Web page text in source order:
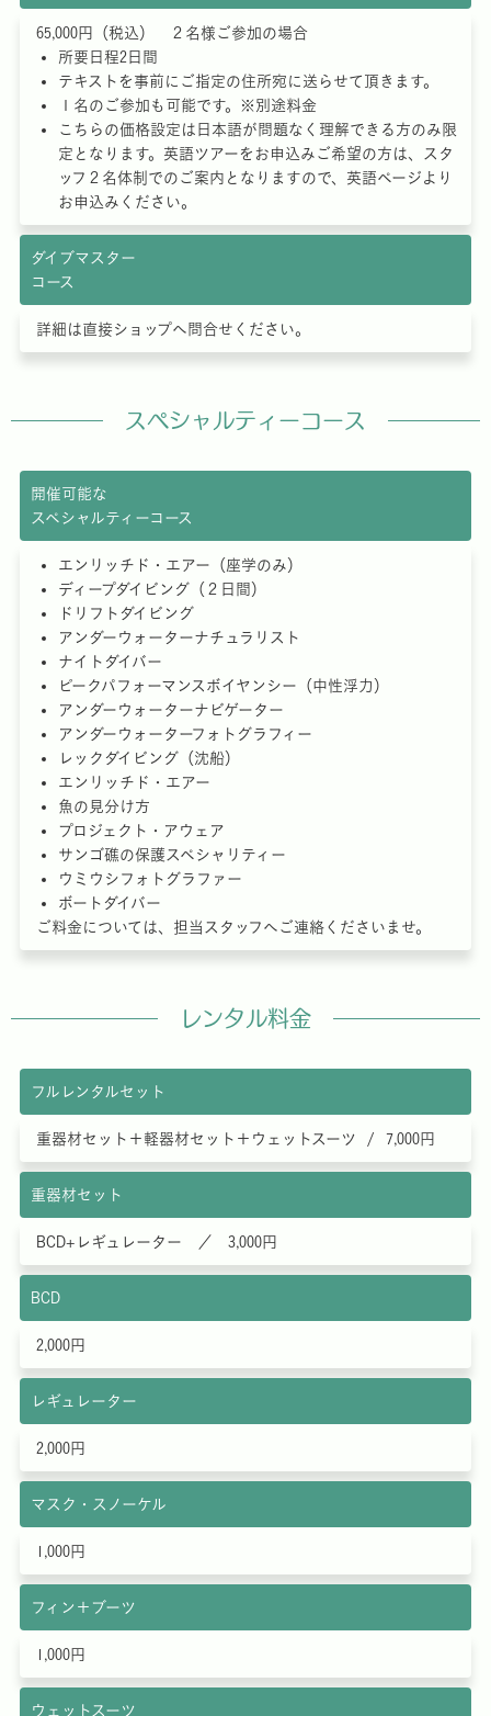
65,000円（税込） ２名様ご参加の場合
所要日程2日間
テキストを事前にご指定の住所宛に送らせて頂きます。
１名のご参加も可能です。※別途料金
こちらの価格設定は日本語が問題なく理解できる方のみ限
定となります。英語ツアーをお申込みご希望の方は、スタ
ッフ２名体制でのご案内となりますので、英語ページより
お申込みください。
ダイブマスター
コース
詳細は直接ショップへ問合せください。
スペシャルティーコース
開催可能な
スペシャルティーコース
エンリッチド・エアー（座学のみ）
ディープダイビング（２日間）
ドリフトダイビング
アンダーウォーターナチュラリスト
ナイトダイバー
ピークパフォーマンスボイヤンシー（中性浮力）
アンダーウォーターナビゲーター
アンダーウォーターフォトグラフィー
レックダイビング（沈船）
エンリッチド・エアー
魚の見分け方
プロジェクト・アウェア
サンゴ礁の保護スペシャリティー
ウミウシフォトグラファー
ボートダイバー
ご料金については、担当スタッフへご連絡くださいませ。
レンタル料金
フルレンタルセット
重器材セット＋軽器材セット＋ウェットスーツ / 7,000円
重器材セット
BCD+レギュレーター ／ 3,000円
BCD
2,000円
レギュレーター
2,000円
マスク・スノーケル
1,000円
フィン＋ブーツ
1,000円
ウェットスーツ